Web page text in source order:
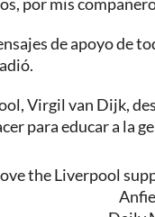
por mis
de apoyo de
Virgil van Dijk,
para educar a la
the Liverpool